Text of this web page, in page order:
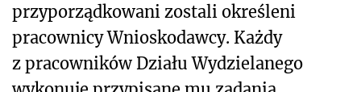
przyporządkowani zostali określeni
pracownicy Wnioskodawcy. Każdy
z pracowników Działu Wydzielanego